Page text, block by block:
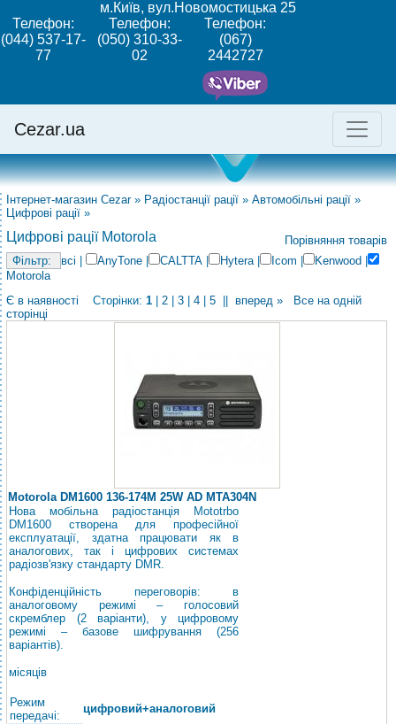
м.Київ, вул.Новомостицька 25
Телефон:
(044) 537-17-
77
Телефон:
(050) 310-33-
02
Телефон:
(067)
2442727
Cezar.ua
Інтернет-магазин Cezar » Радіостанції рації » Автомобільні рації »
Цифрові рації »
Цифрові рації Motorola
Порівняння товарів
всі
AnyTone CALTTA Hytera| Icom Kenwood
Motorola
Є в наявності Сторінки: 1 2 3 4 5 вперед »
Все на одній
сторінці
Motorola DM1600 136-174M 25W AD MTA304N
Нова мобільна радіостанція Mototrbo
DM1600 створена для професійної
експлуатації, здатна працювати як в
аналогових, так і цифрових системах
радіозв'язку стандарту DMR.
Конфіденційність переговорів: в
аналоговому режимі – голосовий
скремблер (2 варіанти), у цифровому
режимі – базове шифрування (256
варіантів).
місяців
Режим
передачі:
цифровий+аналоговий